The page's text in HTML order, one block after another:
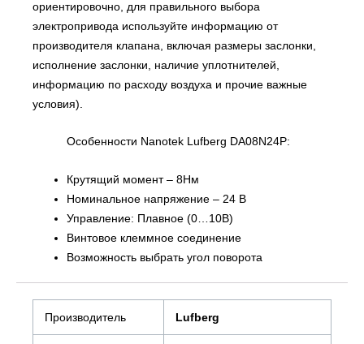
ориентировочно, для правильного выбора
электропривода используйте информацию от
производителя клапана, включая размеры заслонки,
исполнение заслонки, наличие уплотнителей,
информацию по расходу воздуха и прочие важные
условия).
Особенности Nanotek Lufberg DA08N24P:
Крутящий момент – 8Нм
Номинальное напряжение – 24 В
Управление: Плавное (0…10В)
Винтовое клеммное соединение
Возможность выбрать угол поворота
Производитель Lufberg